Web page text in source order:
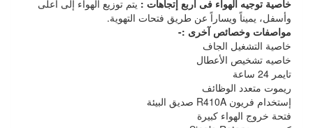
خاصية توجيه الهواء فى أربع إتجاهات : يتم توزيع الهواء إلى أعلى
وأسفل، يميناً ويساراً عن طريق فتحات التهوية.
مواصفات وخصائص آخرى :-
خاصية التشغيل الجاف
خاصيه تشخيص الأعطال
تايمر 24 ساعة
ريموت متعدد الوظائف
إستخدام فريون R410A صديق البيئة
فتحة خروج الهواء كبيرة